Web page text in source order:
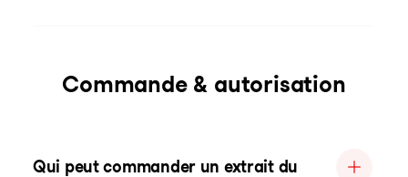
Commande & autorisation
Qui peut commander un extrait du